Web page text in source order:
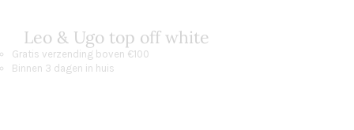
Leo & Ugo top off white
Gratis verzending boven €100
Binnen 3 dagen in huis